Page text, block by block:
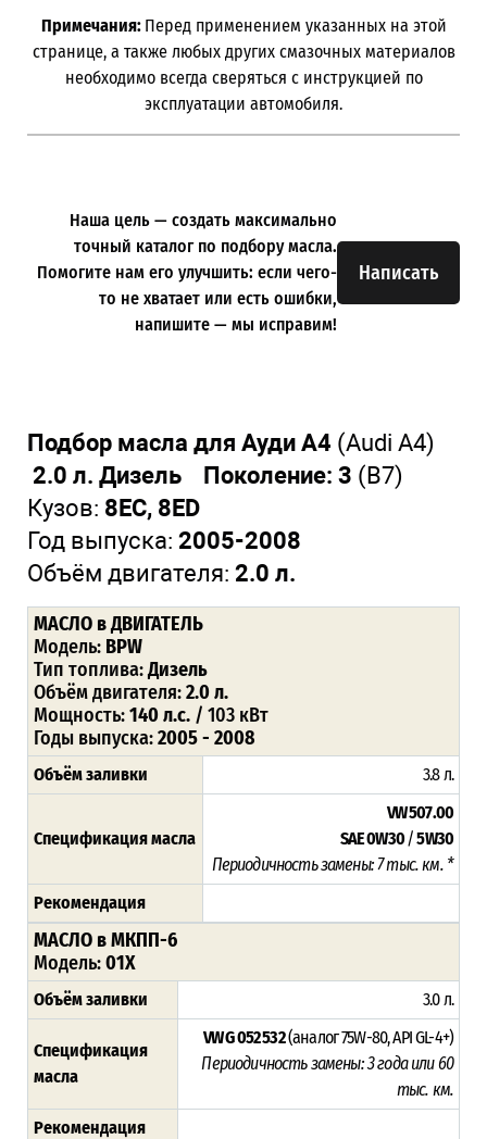
Примечания: Перед применением указанных на этой
странице, а также любых других смазочных материалов
необходимо всегда сверяться с инструкцией по
эксплуатации автомобиля.
Написать
Наша цель — создать максимально
точный каталог по подбору масла.
Помогите нам его улучшить: если чего-
то не хватает или есть ошибки,
напишите — мы исправим!
Подбор масла для Ауди А4 (Audi A4)
2.0 л. Дизель Поколение: 3 (В7)
Кузов: 8EC, 8ED
Год выпуска: 2005-2008
Объём двигателя: 2.0 л.
МАСЛО в ДВИГАТЕЛЬ
Модель: BPW
Тип топлива:Дизель
Объём двигателя:2.0 л.
Мощность:140 л.с. / 103 кВт
Годы выпуска:2005 - 2008
Объём заливки 3.8 л.
Спецификация масла
VW 507.00
SAE 0W30/5W30
Периодичность замены: 7 тыс. км. *
Рекомендация
МАСЛО в МКПП-6
Модель:01X
Объём заливки 3.0 л.
Спецификация
масла
VW G 052 532(аналог 75W-80, API GL-4+)
Периодичность замены: 3 года или 60
тыс. км.
Рекомендация